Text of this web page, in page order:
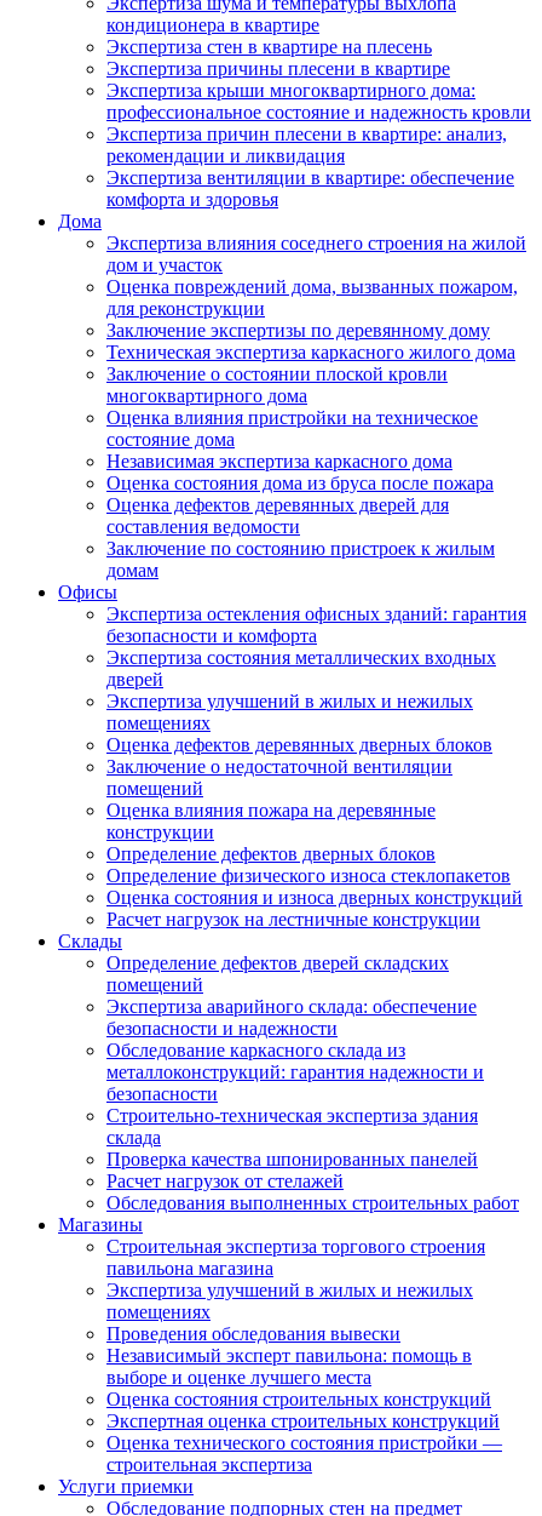
кондиционера в квартире
Экспертиза стен в квартире на плесень
Экспертиза причины плесени в квартире
Экспертиза крыши многоквартирного дома:
профессиональное состояние и надежность кровли
Экспертиза причин плесени в квартире: анализ,
рекомендации и ликвидация
Экспертиза вентиляции в квартире: обеспечение
комфорта и здоровья
Дома
Экспертиза влияния соседнего строения на жилой
дом и участок
Оценка повреждений дома, вызванных пожаром,
для реконструкции
Заключение экспертизы по деревянному дому
Техническая экспертиза каркасного жилого дома
Заключение о состоянии плоской кровли
многоквартирного дома
Оценка влияния пристройки на техническое
состояние дома
Независимая экспертиза каркасного дома
Оценка состояния дома из бруса после пожара
Оценка дефектов деревянных дверей для
составления ведомости
Заключение по состоянию пристроек к жилым
домам
Офисы
Экспертиза остекления офисных зданий: гарантия
безопасности и комфорта
Экспертиза состояния металлических входных
дверей
Экспертиза улучшений в жилых и нежилых
помещениях
Оценка дефектов деревянных дверных блоков
Заключение о недостаточной вентиляции
помещений
Оценка влияния пожара на деревянные
конструкции
Определение дефектов дверных блоков
Определение физического износа стеклопакетов
Оценка состояния и износа дверных конструкций
Расчет нагрузок на лестничные конструкции
Склады
Определение дефектов дверей складских
помещений
Экспертиза аварийного склада: обеспечение
безопасности и надежности
Обследование каркасного склада из
металлоконструкций: гарантия надежности и
безопасности
Строительно-техническая экспертиза здания
склада
Проверка качества шпонированных панелей
Расчет нагрузок от стелажей
Обследования выполненных строительных работ
Магазины
Строительная экспертиза торгового строения
павильона магазина
Экспертиза улучшений в жилых и нежилых
помещениях
Проведения обследования вывески
Независимый эксперт павильона: помощь в
выборе и оценке лучшего места
Оценка состояния строительных конструкций
Экспертная оценка строительных конструкций
Оценка технического состояния пристройки —
строительная экспертиза
Услуги приемки
Обследование подпорных стен на предмет